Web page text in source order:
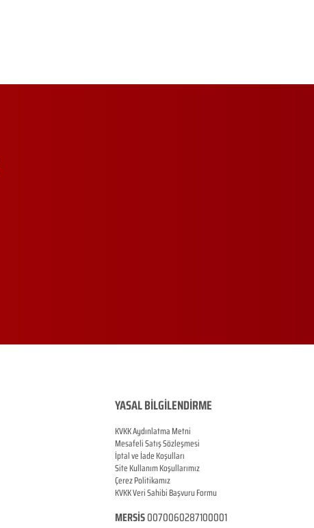
YASAL BİLGİLENDİRME
KVKK Aydınlatma Metni
Mesafeli Satış Sözleşmesi
İptal ve İade Koşulları
Site Kullanım Koşullarımız
Çerez Politikamız
KVKK Veri Sahibi Başvuru Formu
MERSİS0070060287100001